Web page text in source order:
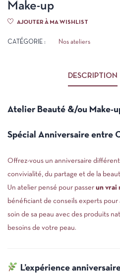
Make-up
AJOUTER À MA WISHLIST
CATÉGORIE : Nos ateliers
DESCRIPTION
Atelier Beauté &/ou Make-
Spécial Anniversaire entre
Offrez-vous un anniversaire
convivialité, du partage et de la
Un atelier pensé pour passer un vrai
bénéficiant de conseils experts
soin de sa peau avec des produits
besoins de votre peau.
L’expérience